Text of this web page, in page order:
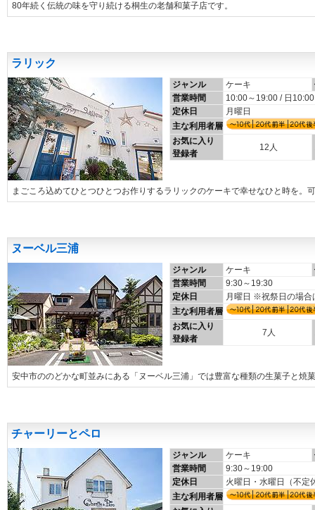
80年続く伝統の味を守り続ける桐生の老舗和菓子店です。
ラリック
ジャンル ケーキ
営業時間
10:00～19:00 / 日
定休日
月曜日
主な利用者層
お気に入り
登録者
12人
まごころ込めてひとつひとつお作りするラリックのケーキで幸せなひと時を。
ヌーベル三浦
ジャンル ケーキ
営業時間
9:30～19:30
定休日
月曜日 ※祝祭日の場合
主な利用者層
お気に入り
登録者
7人
安中市ののどかな町並みにある「ヌーベル三浦」では豊富な種類の生菓子と焼
チャーリーとペロ
ジャンル ケーキ
営業時間
9:30～19:00
定休日
火曜日・水曜日（不定
主な利用者層